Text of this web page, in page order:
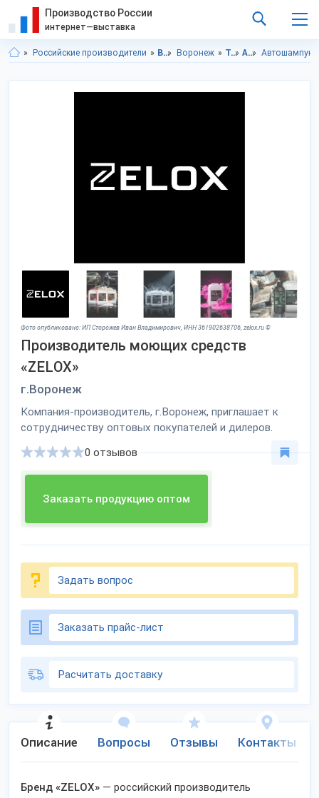
Производство России
интернет—выставка
Российские производители Воронежская область Воронеж Транспорт, техника, запчасти Автохимия и ГСМ Автошампуни
Фото опубликовано: ИП Сторожев Иван Владимирович, ИНН 361902638706, zelox.ru ©
Производитель моющих средств
«ZELOX»
г.Воронеж
Компания-производитель, г.Воронеж, приглашает к
сотрудничеству оптовых покупателей и дилеров.
Заказать продукцию оптом
0 отзывов
Задать вопрос
Заказать прайс-лист
Расчитать доставку
Описание Вопросы Отзывы Контакты
Бренд «ZELOX» — российский производитель